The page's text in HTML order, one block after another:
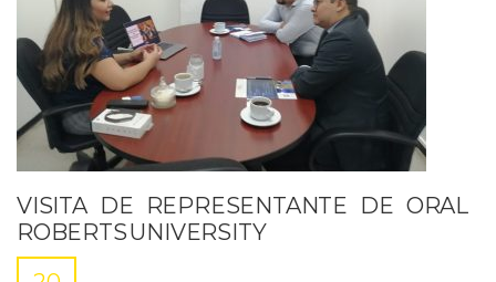
VISITA DE REPRESENTANTE DE ORAL
ROBERTS UNIVERSITY